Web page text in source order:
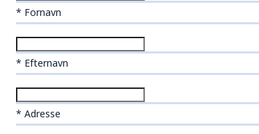
* Fornavn
* Efternavn
* Adresse